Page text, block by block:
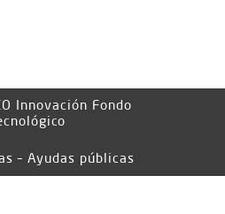
Innovación Fondo
– Ayudas públicas